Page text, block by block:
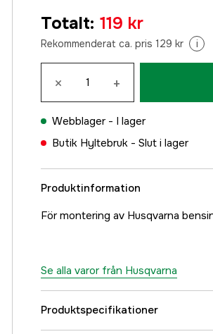
Totalt: 119 kr
Rekommenderat ca. pris 129 kr i
× +
Webblager - I lager
Butik Hyltebruk - Slut i lager
Produktinformation
För montering av Husqvarna
Se alla varor från Husqvarna
Produktspecifikationer